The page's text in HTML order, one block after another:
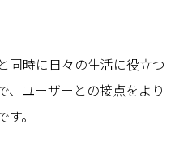
同時に日々の生活に役立つ
、ユーザーとの接点をより
。